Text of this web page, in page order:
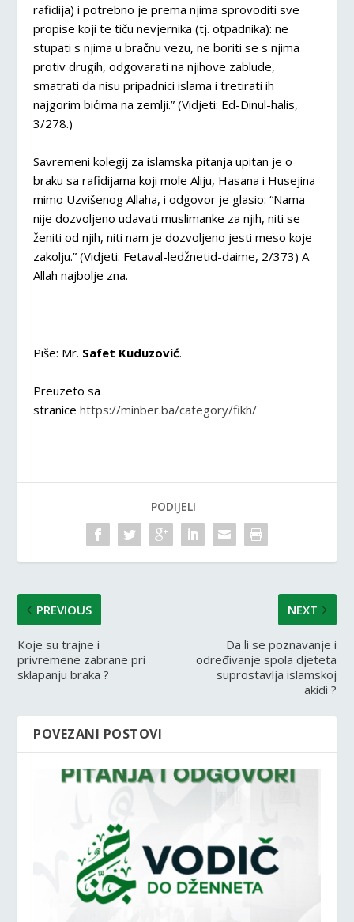
rafidija) i potrebno je prema njima sprovoditi sve
propise koji te tiču nevjernika (tj. otpadnika): ne
stupati s njima u bračnu vezu, ne boriti se s njima
protiv drugih, odgovarati na njihove zablude,
smatrati da nisu pripadnici islama i tretirati ih
najgorim bićima na zemlji.” (Vidjeti: Ed-Dinul-halis,
3/278.)
Savremeni kolegij za islamska pitanja upitan je o
braku sa rafidijama koji mole Aliju, Hasana i Husejina
mimo Uzvišenog Allaha, i odgovor je glasio: “Nama
nije dozvoljeno udavati muslimanke za njih, niti se
ženiti od njih, niti nam je dozvoljeno jesti meso koje
zakolju.” (Vidjeti: Fetaval-ledžnetid-daime, 2/373) A
Allah najbolje zna.
Piše: Mr. Safet Kuduzović.
Preuzeto sa
stranicehttps://minber.ba/category/fikh/
PODIJELI
PREVIOUS
Koje su trajne i
privremene zabrane pri
sklapanju braka ?
NEXT
Da li se poznavanje i
određivanje spola djeteta
suprostavlja islamskoj
akidi ?
POVEZANI POSTOVI